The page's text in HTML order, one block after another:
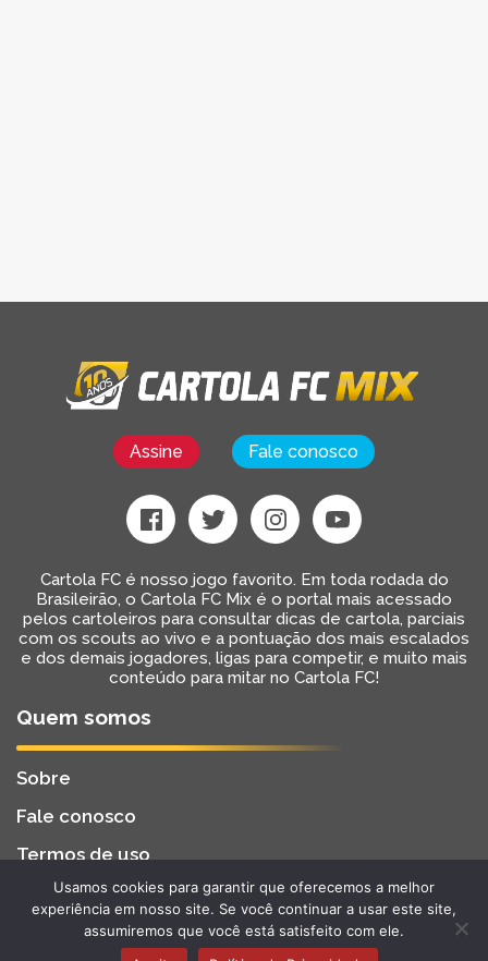
Assine Fale conosco
Cartola FC é nosso jogo favorito. Em toda rodada do
Brasileirão, o Cartola FC Mix é o portal mais acessado
pelos cartoleiros para consultar dicas de cartola, parciais
com os scouts ao vivo e a pontuação dos mais escalados
e dos demais jogadores, ligas para competir, e muito mais
conteúdo para mitar no Cartola FC!
Quem somos
Sobre
Fale conosco
Termos de uso
2022 - Todos os Direitos Reservados
Desenvolvido por BW2 Tecnologia
Usamos cookies para garantir que oferecemos a melhor
experiência em nosso site. Se você continuar a usar este site,
assumiremos que você está satisfeito com ele.